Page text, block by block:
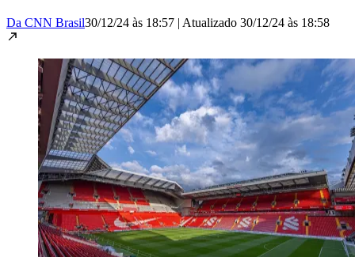
Da CNN Brasil30/12/24 às 18:57 | Atualizado 30/12/24 às 18:58